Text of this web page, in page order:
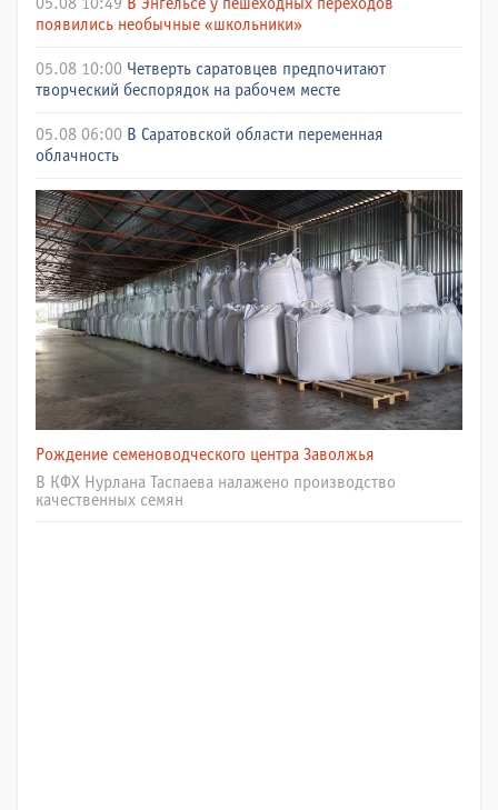
05.08 10:49 В Энгельсе у пешеходных переходов
появились необычные «школьники»
05.08 10:00 Четверть саратовцев предпочитают
творческий беспорядок на рабочем месте
05.08 06:00 В Саратовской области переменная
облачность
Рождение семеноводческого центра Заволжья
В КФХ Нурлана Таспаева налажено производство
качественных семян